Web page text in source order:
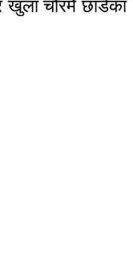
खुला चौरमै छाडेका